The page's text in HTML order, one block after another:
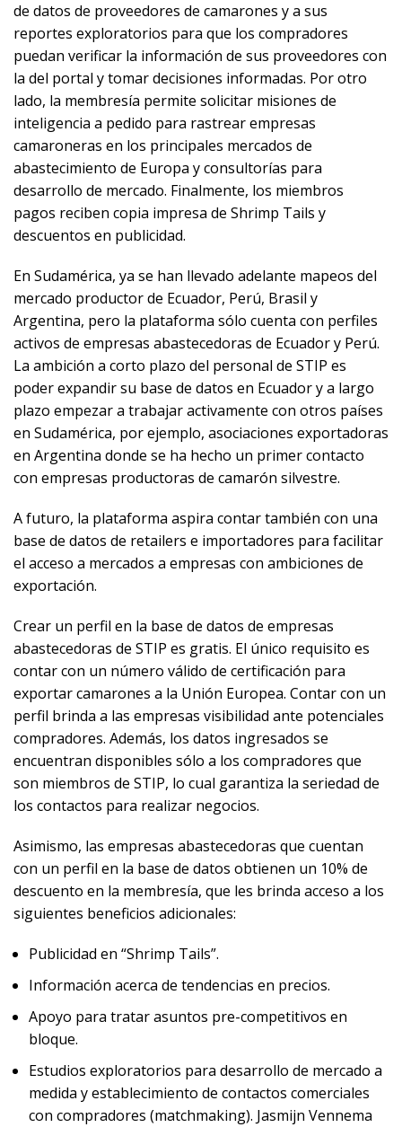
de datos de proveedores de camarones y a sus
reportes exploratorios para que los compradores
puedan verificar la información de sus proveedores con
la del portal y tomar decisiones informadas. Por otro
lado, la membresía permite solicitar misiones de
inteligencia a pedido para rastrear empresas
camaroneras en los principales mercados de
abastecimiento de Europa y consultorías para
desarrollo de mercado. Finalmente, los miembros
pagos reciben copia impresa de Shrimp Tails y
descuentos en publicidad.
En Sudamérica, ya se han llevado adelante mapeos del
mercado productor de Ecuador, Perú, Brasil y
Argentina, pero la plataforma sólo cuenta con perfiles
activos de empresas abastecedoras de Ecuador y Perú.
La ambición a corto plazo del personal de STIP es
poder expandir su base de datos en Ecuador y a largo
plazo empezar a trabajar activamente con otros países
en Sudamérica, por ejemplo, asociaciones exportadoras
en Argentina donde se ha hecho un primer contacto
con empresas productoras de camarón silvestre.
A futuro, la plataforma aspira contar también con una
base de datos de retailers e importadores para facilitar
el acceso a mercados a empresas con ambiciones de
exportación.
Crear un perfil en la base de datos de empresas
abastecedoras de STIP es gratis. El único requisito es
contar con un número válido de certificación para
exportar camarones a la Unión Europea. Contar con un
perfil brinda a las empresas visibilidad ante potenciales
compradores. Además, los datos ingresados se
encuentran disponibles sólo a los compradores que
son miembros de STIP, lo cual garantiza la seriedad de
los contactos para realizar negocios.
Asimismo, las empresas abastecedoras que cuentan
con un perfil en la base de datos obtienen un 10% de
descuento en la membresía, que les brinda acceso a los
siguientes beneficios adicionales:
Pu​blicidad en “Shrimp Tails”.
Información acerca de tendencias en precios.
Apoyo para tratar asuntos pre-competitivos en
bloque.
Estudios exploratorios para desarrollo de mercado a
medida y establecimiento de contactos comerciales
con compradores (matchmaking). Jasmijn Vennema